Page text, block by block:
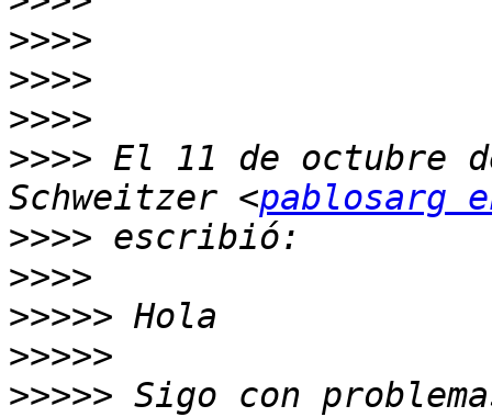
>>>>
>>>>
>>>>
>>>> El 11 de octubre
Schweitzer <pablosarg
>>>>
>>>>
>>>>>
>>>>>
>>>>> Sigo con